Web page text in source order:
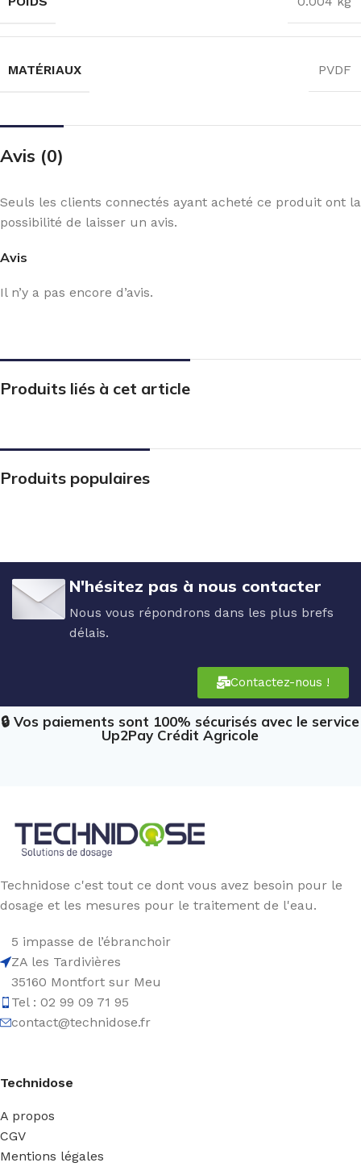
MATÉRIAUX PVDF
Avis (0)
Avis
Il n’y a pas encore d’avis.
Seuls les clients connectés ayant acheté ce produit ont la
possibilité de laisser un avis.
Produits liés à cet article
Produits populaires
N'hésitez pas à nous contacter
Nous vous répondrons dans les plus brefs
délais.
Contactez-nous !
🔒 Vos paiements sont 100% sécurisés avec le service
Up2Pay Crédit Agricole
Technidose c'est tout ce dont vous avez besoin pour le
dosage et les mesures pour le traitement de l'eau.
5 impasse de l’ébranchoir
ZA les Tardivières
35160 Montfort sur Meu
Tel : 02 99 09 71 95
contact@technidose.fr
Technidose
A propos
CGV
Mentions légales